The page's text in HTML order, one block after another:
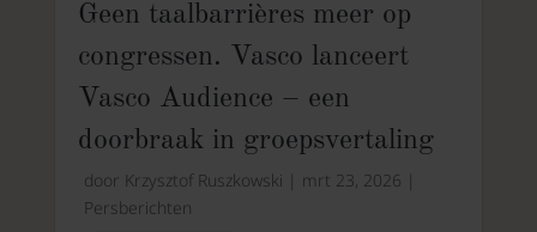
Geen taalbarrières meer op
congressen. Vasco lanceert
Vasco Audience – een
doorbraak in groepsvertaling
door Krzysztof Ruszkowski mrt 23, 2026
Persberichten